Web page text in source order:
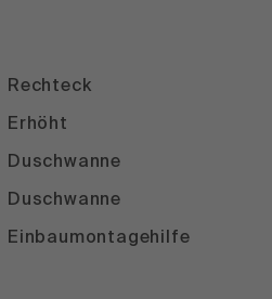
Rechteck
Erhöht
Duschwanne
Duschwanne
Einbaumontagehilfe